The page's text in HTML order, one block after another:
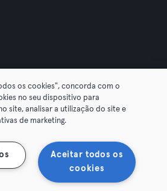
GmbH. All rights reserved.
Impressum
Hier Verträge widerrufen
os cookies", concorda com o
no seu dispositivo para
site, analisar a utilização do site e
de marketing.
Aceitar todos os
cookies